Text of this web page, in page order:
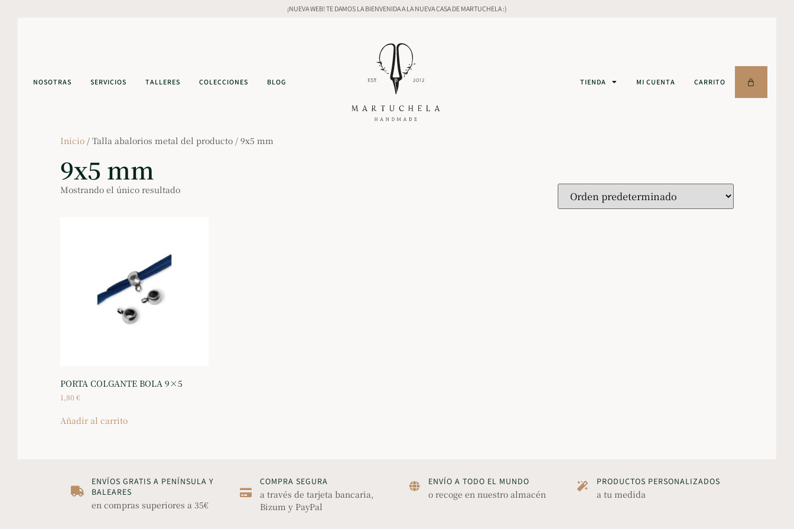
¡NUEVA WEB! TE DAMOS LA BIENVENIDA A LA NUEVA CASA DE MARTUCHELA :)
NOSOTRAS SERVICIOS TALLERES COLECCIONES BLOG TIENDA MI CUENTA CARRITO
Inicio / Talla abalorios metal del producto / 9x5 mm
9x5 mm
Mostrando el único resultado
PORTA COLGANTE BOLA 9×5
1,80 €
Añadir al carrito
ENVÍOS GRATIS A PENÍNSULA Y
BALEARES
en compras superiores a 35€
COMPRA SEGURA
a través de tarjeta bancaria,
Bizum y PayPal
ENVÍO A TODO EL MUNDO
o recoge en nuestro almacén
PRODUCTOS PERSONALIZADOS
a tu medida